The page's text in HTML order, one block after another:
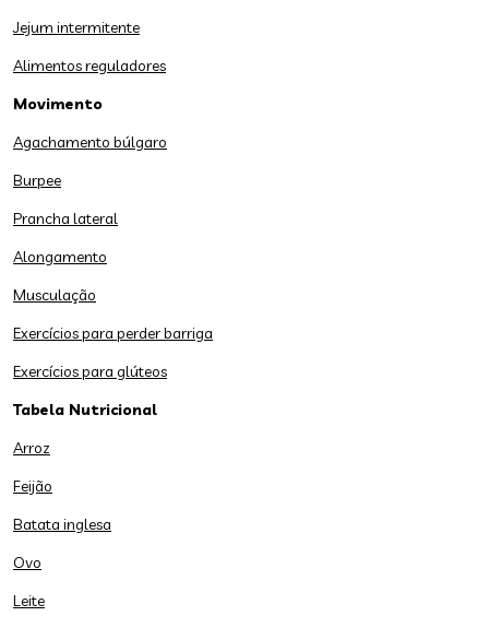
Jejum intermitente
Alimentos reguladores
Movimento
Agachamento búlgaro
Burpee
Prancha lateral
Alongamento
Musculação
Exercícios para perder barriga
Exercícios para glúteos
Tabela Nutricional
Arroz
Feijão
Batata inglesa
Ovo
Leite